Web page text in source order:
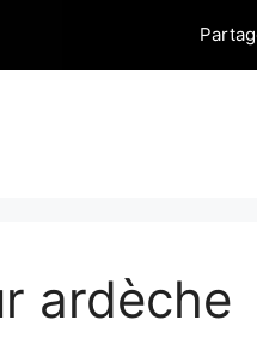
ardèche